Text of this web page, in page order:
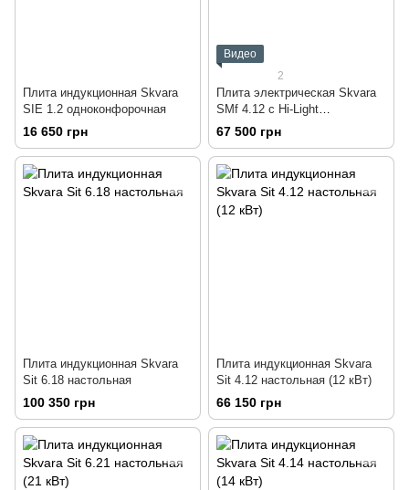
Плита индукционная Skvara
SIЕ 1.2 одноконфорочная
16 650 грн
Видео
2
Плита электрическая Skvara
SMf 4.12 с Hi-Light
конфорками
профессиональная
67 500 грн
Плита индукционная Skvara
Sit 6.18 настольная
100 350 грн
Плита индукционная Skvara
Sit 4.12 настольная (12 кВт)
66 150 грн